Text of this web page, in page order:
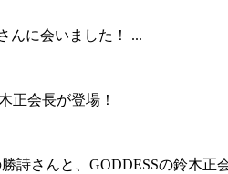
んに会いました！ ...
正会長が登場！
詩さんと、GODDESSの鈴木正